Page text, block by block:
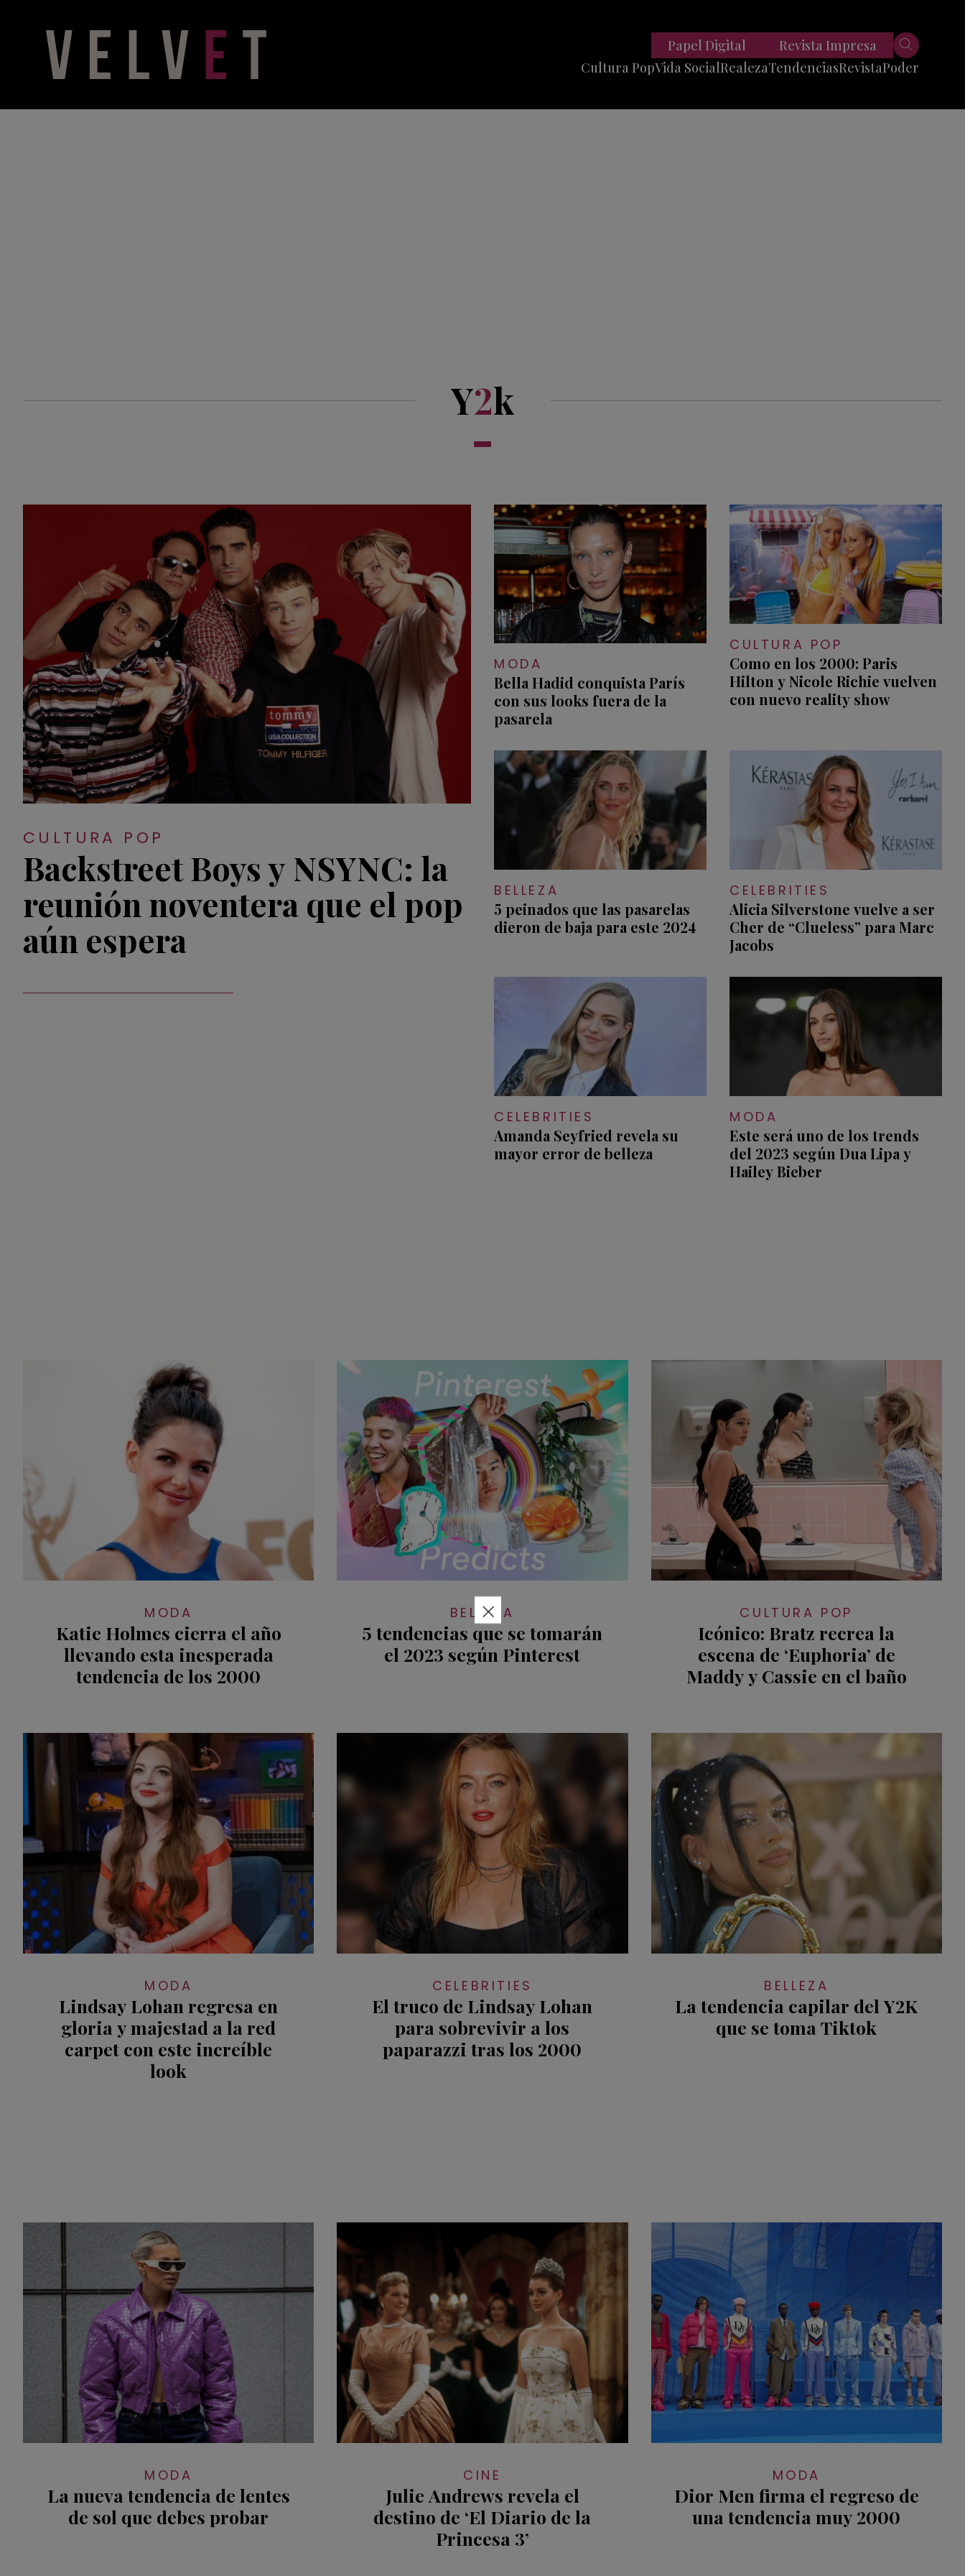
Cultura PopVida SocialRealezaTendenciasRevistaPoder
Papel Digital Revista Impresa
Y2k
CULTURA POP
Backstreet Boys y NSYNC: la
reunión noventera que el pop
aún espera
MODA
Bella Hadid conquista París
con sus looks fuera de la
pasarela
CULTURA POP
Como en los 2000: Paris
Hilton y Nicole Richie vuelven
con nuevo reality show
BELLEZA
5 peinados que las pasarelas
dieron de baja para este 2024
CELEBRITIES
Alicia Silverstone vuelve a ser
Cher de “Clueless” para Marc
Jacobs
CELEBRITIES
Amanda Seyfried revela su
mayor error de belleza
MODA
Este será uno de los trends
del 2023 según Dua Lipa y
Hailey Bieber
MODA
Katie Holmes cierra el año
llevando esta inesperada
tendencia de los 2000
BELLEZA
5 tendencias que se tomarán
el 2023 según Pinterest
CULTURA POP
Icónico: Bratz recrea la
escena de ‘Euphoria’ de
Maddy y Cassie en el baño
MODA
Lindsay Lohan regresa en
gloria y majestad a la red
carpet con este increíble
look
CELEBRITIES
El truco de Lindsay Lohan
para sobrevivir a los
paparazzi tras los 2000
BELLEZA
La tendencia capilar del Y2K
que se toma Tiktok
MODA
La nueva tendencia de lentes
de sol que debes probar
CINE
Julie Andrews revela el
destino de ‘El Diario de la
Princesa 3’
MODA
Dior Men firma el regreso de
una tendencia muy 2000
×